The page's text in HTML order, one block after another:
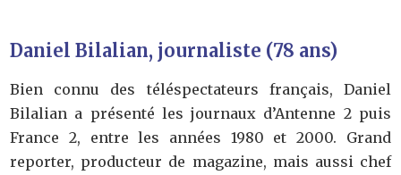
Daniel Bilalian, journaliste (78 ans)
Bien connu des téléspectateurs français, Daniel
Bilalian a présenté les journaux d’Antenne 2 puis
France 2, entre les années 1980 et 2000. Grand
reporter, producteur de magazine, mais aussi chef